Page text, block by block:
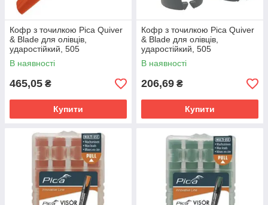
Кофр з точилкою Pica Quiver
& Blade для олівців,
ударостійкий, 505
В наявності
465,05 ₴
Купити
Кофр з точилкою Pica Quiver
& Blade для олівців,
ударостійкий, 505
В наявності
206,69 ₴
Купити